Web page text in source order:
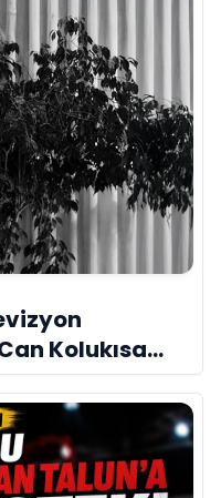
Kolukısa